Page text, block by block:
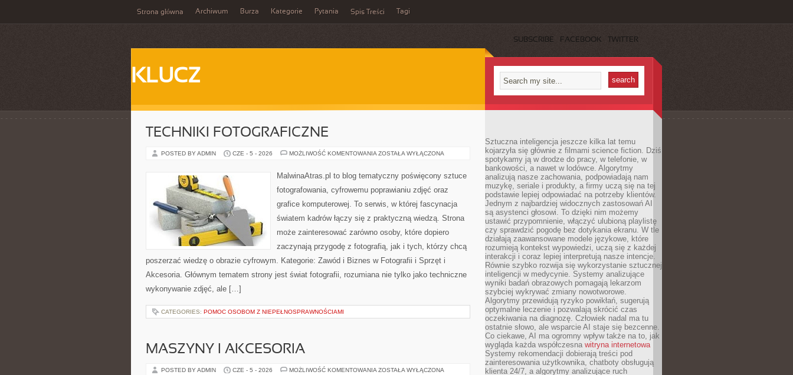
Strona główna Archiwum Burza Kategorie Pytania Spis Treści Tagi
SUBSCRIBE FACEBOOK TWITTER
KLUCZ
TECHNIKI FOTOGRAFICZNE
POSTED BY ADMIN CZE - 5 - 2026 MOŻLIWOŚĆ KOMENTOWANIA TECHNIKI
ZOSTAŁA WYŁĄCZONA
MalwinaAtras.pl to blog tematyczny poświęcony sztuce
fotografowania, cyfrowemu poprawianiu zdjęć oraz
grafice komputerowej. To serwis, w której fascynacja
światem kadrów łączy się z praktyczną wiedzą. Strona
może zainteresować zarówno osoby, które dopiero
zaczynają przygodę z fotografią, jak i tych, którzy chcą
poszerzać wiedzę o obrazie cyfrowym. Kategorie: Zawód i Biznes w Fotografii i Sprzęt i
Akcesoria. Głównym tematem strony jest świat fotografii, rozumiana nie tylko jako techniczne
wykonywanie zdjęć, ale […]
CATEGORIES: POMOC OSOBOM Z NIEPEŁNOSPRAWNOŚCIAMI
MASZYNY I AKCESORIA
POSTED BY ADMIN CZE - 5 - 2026 MOŻLIWOŚĆ KOMENTOWANIA MASZYNY
ZOSTAŁA WYŁĄCZONA
Sztuczna inteligencja jeszcze kilka lat temu
kojarzyła się głównie z filmami science fiction. Dziś
spotykamy ją w drodze do pracy, w telefonie, w
bankowości, a nawet w lodówce. Algorytmy
analizują nasze zachowania, podpowiadają nam
muzykę, seriale i produkty, a firmy uczą się na tej
podstawie lepiej odpowiadać na potrzeby klientów.
Jednym z najbardziej widocznych zastosowań AI
są asystenci głosowi. To dzięki nim możemy
ustawić przypomnienie, włączyć ulubioną playlistę
czy sprawdzić pogodę bez dotykania ekranu. W tle
działają zaawansowane modele językowe, które
rozumieją kontekst wypowiedzi, uczą się z każdej
interakcji i coraz lepiej interpretują nasze intencje.
Równie szybko rozwija się wykorzystanie sztucznej
inteligencji w medycynie. Systemy analizujące
wyniki badań obrazowych pomagają lekarzom
szybciej wykrywać zmiany nowotworowe.
Algorytmy przewidują ryzyko powikłań, sugerują
optymalne leczenie i pozwalają skrócić czas
oczekiwania na diagnozę. Człowiek nadal ma tu
ostatnie słowo, ale wsparcie AI staje się bezcenne.
Co ciekawe, AI ma ogromny wpływ także na to, jak
wygląda każda współczesna witryna internetowa
Systemy rekomendacji dobierają treści pod
zainteresowania użytkownika, chatboty obsługują
klienta 24/7, a algorytmy analizujące ruch